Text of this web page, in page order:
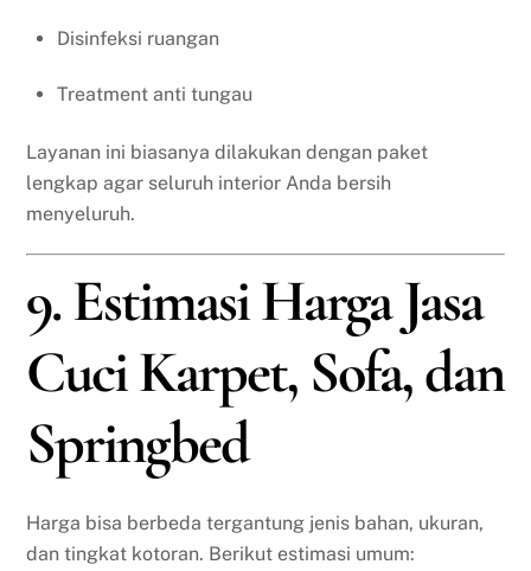
Disinfeksi ruangan
Treatment anti tungau
Layanan ini biasanya dilakukan dengan paket
lengkap agar seluruh interior Anda bersih
menyeluruh.
9. Estimasi Harga Jasa
Cuci Karpet, Sofa, dan
Springbed
Harga bisa berbeda tergantung jenis bahan, ukuran,
dan tingkat kotoran. Berikut estimasi umum: